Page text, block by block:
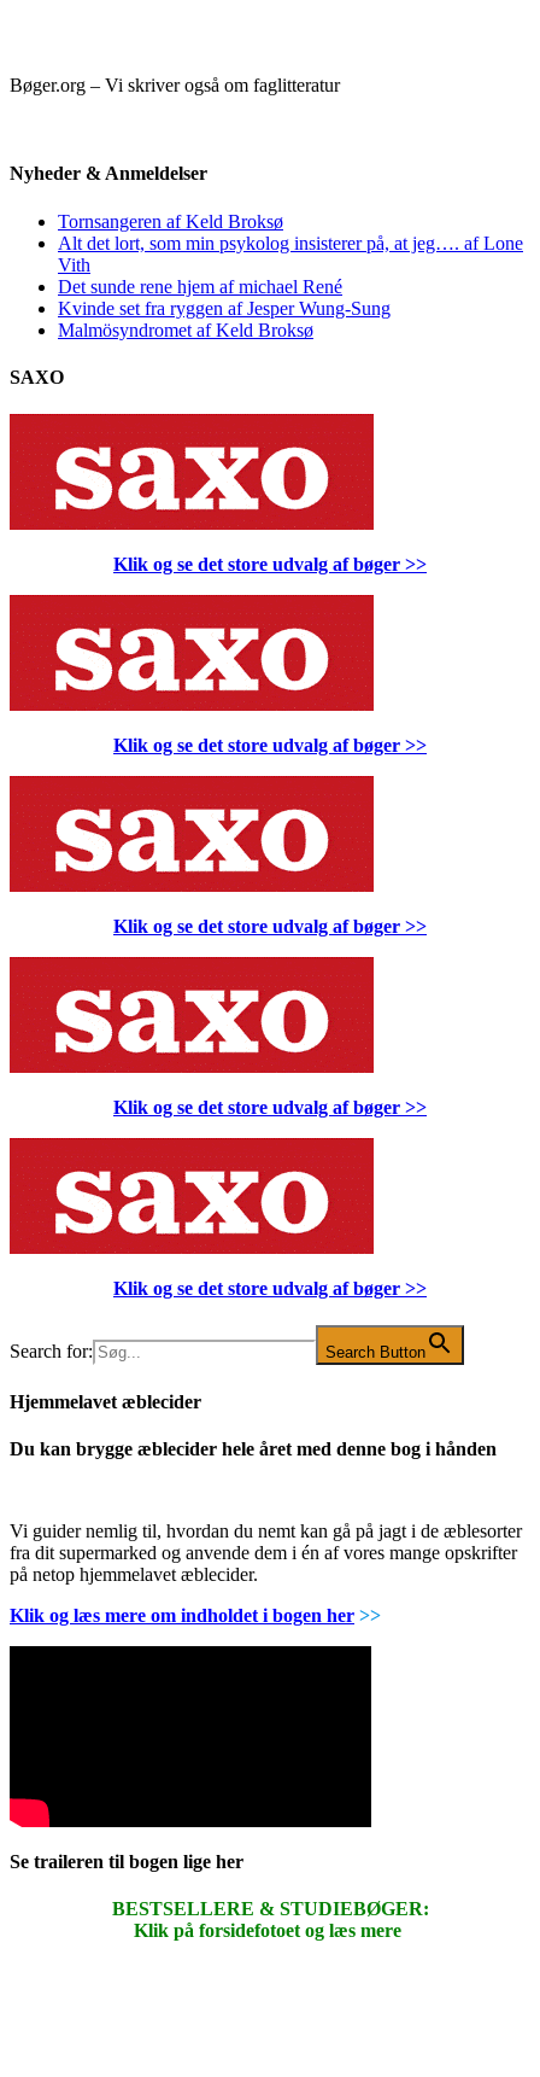
Bøger.org – Vi skriver også om faglitteratur
Nyheder & Anmeldelser
Tornsangeren af Keld Broksø
Alt det lort, som min psykolog insisterer på, at jeg…. af Lone
Vith
Det sunde rene hjem af michael René
Kvinde set fra ryggen af Jesper Wung-Sung
Malmösyndromet af Keld Broksø
SAXO
Klik og se det store udvalg af bøger >>
Klik og se det store udvalg af bøger >>
Klik og se det store udvalg af bøger >>
Klik og se det store udvalg af bøger >>
Klik og se det store udvalg af bøger >>
Search for: Search Button
Hjemmelavet æblecider
Du kan brygge æblecider hele året med denne bog i hånden
Vi guider nemlig til, hvordan du nemt kan gå på jagt i de æblesorter
fra dit supermarked og anvende dem i én af vores mange opskrifter
på netop hjemmelavet æblecider.
Klik og læs mere om indholdet i bogen her >>
Se traileren til bogen lige her
BESTSELLERE & STUDIEBØGER:
Klik på forsidefotoet og læs mere